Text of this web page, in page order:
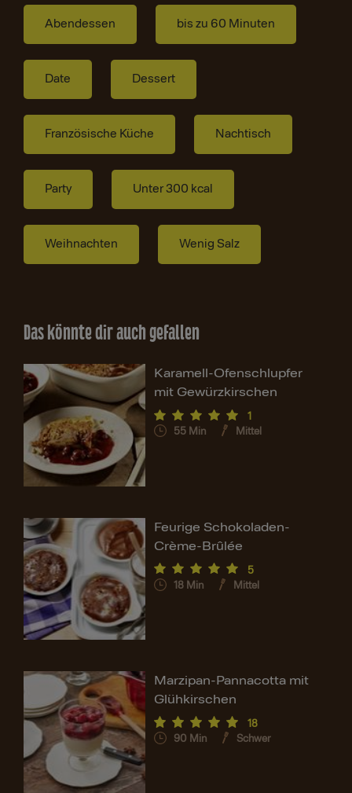
Abendessen bis zu 60 Minuten
Date Dessert
Französische Küche Nachtisch
Party Unter 300 kcal
Weihnachten Wenig Salz
Das könnte dir auch gefallen
Karamell-Ofenschlupfer
mit Gewürzkirschen
1
55 Min Mittel
Feurige Schokoladen-
Crème-Brûlée
5
18 Min Mittel
Marzipan-Pannacotta mit
Glühkirschen
18
90 Min Schwer